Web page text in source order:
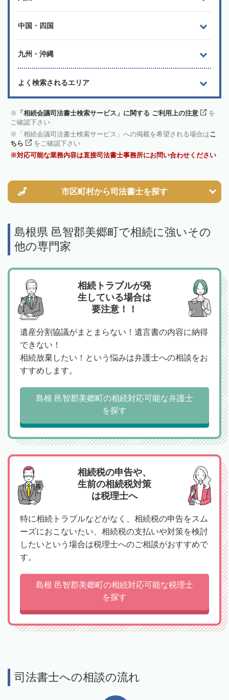
中国・四国
九州・沖縄
よく検索されるエリア
「相続会議司法書士検索サービス」に関する ご利用上の注意
を
ご確認下さい
「相続会議司法書士検索サービス」への掲載を希望される場合はこ
ちら
をご確認下さい
対応可能な業務内容は直接司法書士事務所にお問い合わせください
市区町村から司法書士を探す
島根県 邑智郡美郷町で相続に強いその
他の専門家
相続トラブルが発
生している場合は
要注意！！
遺産分割協議がまとまらない！遺言書の内容に納得
できない！
相続放棄したい！という悩みは弁護士への相談をお
すすめします。
島根 邑智郡美郷町の相続対応可能な弁護士
を探す
相続税の申告や、
生前の相続税対策
は税理士へ
特に相続トラブルなどがなく、相続税の申告をスム
ーズにおこないたい、相続税の支払いや対策を検討
したいという場合は税理士へのご相談がおすすめで
す。
島根 邑智郡美郷町の相続対応可能な税理士
を探す
司法書士への相談の流れ